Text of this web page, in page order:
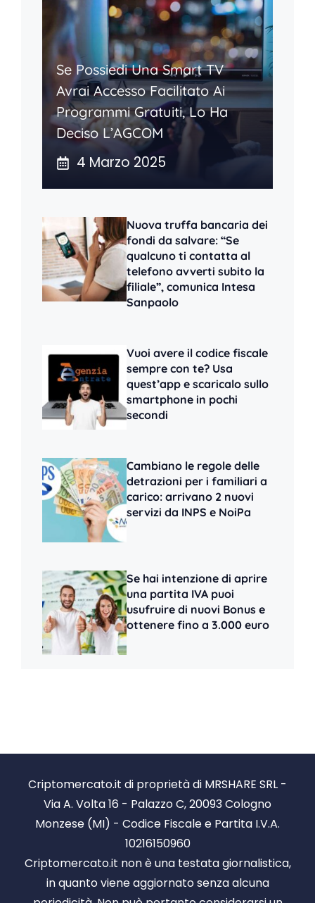
Se Possiedi Una Smart TV
Avrai Accesso Facilitato Ai
Programmi Gratuiti, Lo Ha
Deciso L’AGCOM
4 Marzo 2025
Nuova truffa bancaria dei
fondi da salvare: “Se
qualcuno ti contatta al
telefono avverti subito la
filiale”, comunica Intesa
Sanpaolo
Vuoi avere il codice fiscale
sempre con te? Usa
quest’app e scaricalo sullo
smartphone in pochi
secondi
Cambiano le regole delle
detrazioni per i familiari a
carico: arrivano 2 nuovi
servizi da INPS e NoiPa
Se hai intenzione di aprire
una partita IVA puoi
usufruire di nuovi Bonus e
ottenere fino a 3.000 euro
Criptomercato.it di proprietà di MRSHARE SRL -
Via A. Volta 16 - Palazzo C, 20093 Cologno
Monzese (MI) - Codice Fiscale e Partita I.V.A.
10216150960
Criptomercato.it non è una testata giornalistica,
in quanto viene aggiornato senza alcuna